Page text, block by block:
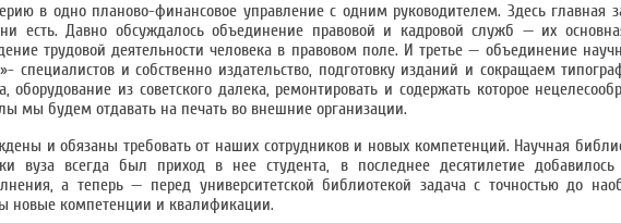
в одно планово-финансовое управление с одним руководителем. Здесь главная
есть. Давно обсуждалось объединение правовой и кадровой служб — их
трудовой деятельности человека в правовом поле. И третье — объединение
специалистов и собственно издательство, подготовку изданий и сокращаем
из советского далека, ремонтировать и содержать которое
мы будем отдавать на печать во внешние организации.
и обязаны требовать от наших сотрудников и новых компетенций. Научная
вуза всегда был приход в нее студента, в последнее десятилетие добавилось
а теперь — перед университетской библиотекой задача с точностью до
новые компетенции и квалификации.